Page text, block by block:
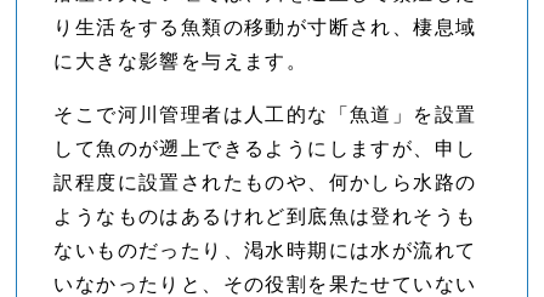
り生活をする魚類の移動が寸断され、棲息域
に大きな影響を与えます。
そこで河川管理者は人工的な「魚道」を設置
して魚のが遡上できるようにしますが、申し
訳程度に設置されたものや、何かしら水路の
ようなものはあるけれど到底魚は登れそうも
ないものだったり、渇水時期には水が流れて
いなかったりと、その役割を果たせていない